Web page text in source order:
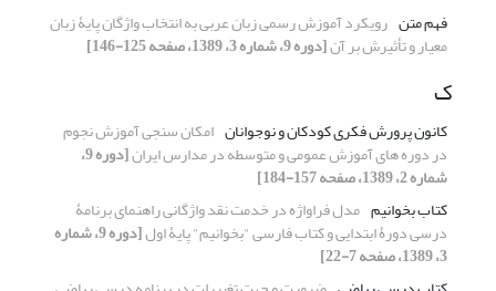
فهم متن رویکرد آموزش رسمی زبان عربی به انتخاب واژگان پایۀ زبان
معیار و تأثیرش بر آن[دوره 9، شماره 3، 1389، صفحه 125-146]
ک
کانون پرورش فکری کودکان و نوجوانان امکان سنجی آموزش نجوم
در دوره های آموزش عمومی و متوسطه در مدارس ایران [دوره 9،
شماره 2، 1389، صفحه 157-184]
کتاب بخوانیم مدل فراواژه در خدمت نقد واژگانی راهنمای برنامۀ
درسی دورۀ ابتدایی و کتاب فارسی "بخوانیم" پایۀ اول [دوره 9، شماره
3، 1389، صفحه 7-22]